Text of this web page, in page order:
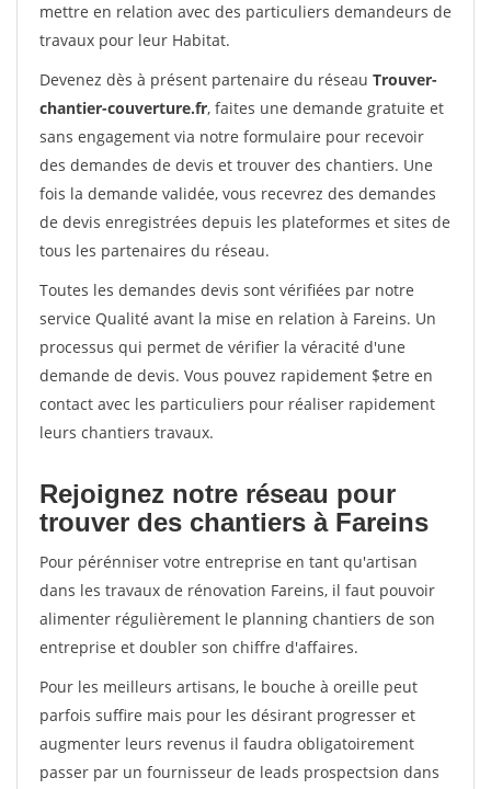
mettre en relation avec des particuliers demandeurs de
travaux pour leur Habitat.
Devenez dès à présent partenaire du réseau Trouver-
chantier-couverture.fr, faites une demande gratuite et
sans engagement via notre formulaire pour recevoir
des demandes de devis et trouver des chantiers. Une
fois la demande validée, vous recevrez des demandes
de devis enregistrées depuis les plateformes et sites de
tous les partenaires du réseau.
Toutes les demandes devis sont vérifiées par notre
service Qualité avant la mise en relation à Fareins. Un
processus qui permet de vérifier la véracité d'une
demande de devis. Vous pouvez rapidement $etre en
contact avec les particuliers pour réaliser rapidement
leurs chantiers travaux.
Rejoignez notre réseau pour
trouver des chantiers à Fareins
Pour pérénniser votre entreprise en tant qu'artisan
dans les travaux de rénovation Fareins, il faut pouvoir
alimenter régulièrement le planning chantiers de son
entreprise et doubler son chiffre d'affaires.
Pour les meilleurs artisans, le bouche à oreille peut
parfois suffire mais pour les désirant progresser et
augmenter leurs revenus il faudra obligatoirement
passer par un fournisseur de leads prospectsion dans